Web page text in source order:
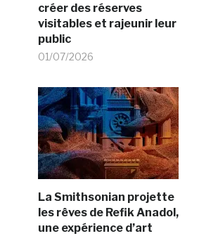
créer des réserves
visitables et rajeunir leur
public
01/07/2026
La Smithsonian projette
les rêves de Refik Anadol,
une expérience d’art